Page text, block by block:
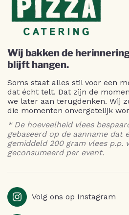
Wij bakken de
blijft hangen.
Soms staat alles stil voor een
dat écht telt. Dat zijn de
we later aan terugdenken. Wij
die momenten onvergetelijk
* De hoeveelheid vlees
gebaseerd op de aanname dat
gemiddeld 200 gram vlees p.p.
geconsumeerd per event.
Volg ons op Instagram